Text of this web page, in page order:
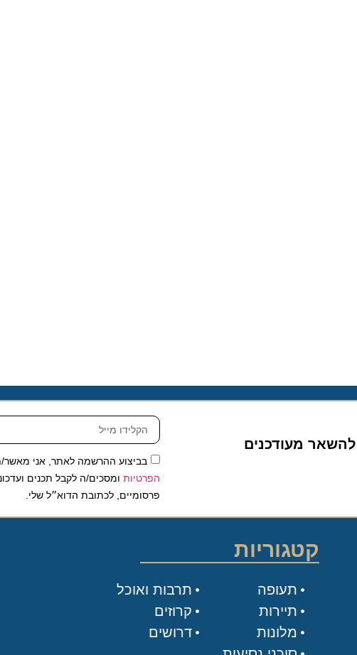
להשאר מעודכנים
בביצוע ההרשמה לאתר, אני
הפרטיותומסכים/ה לקבל תכנים
פרסומיים, לכתובת הדוא״ל שלי.
קטגוריות
תעופה
תיירות
מלונות
תרבות ואוכל
קרוזים
דרושים